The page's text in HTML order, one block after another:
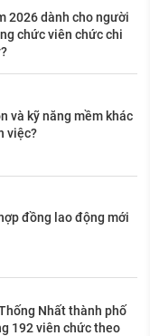
2026 dành cho người
chức viên chức chi
và kỹ năng mềm khác
việc?
đồng lao động mới
Nhất thành phố
192 viên chức theo